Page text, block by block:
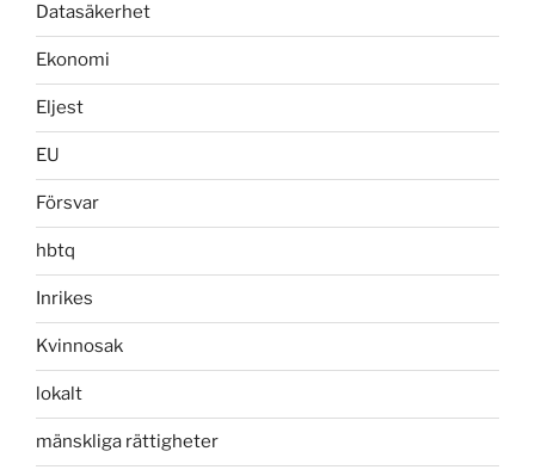
Datasäkerhet
Ekonomi
Eljest
EU
Försvar
hbtq
Inrikes
Kvinnosak
lokalt
mänskliga rättigheter